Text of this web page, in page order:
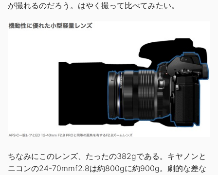
が撮れるのだろう。はやく撮って比べてみたい。
ちなみにこのレンズ、たったの382gである。キヤノンと
ニコンの24-70mmf2.8は約800gに約900g。劇的な差な